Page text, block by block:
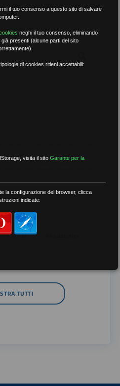
##Gilda
TUTTI
il tuo consenso a questo sito di salvare
neghi il tuo consenso, eliminando
presenti (alcune parti del sito
di cookies ritieni accettabili:
visita il sitoGarante per la
la configurazione del browser, clicca
indicate: